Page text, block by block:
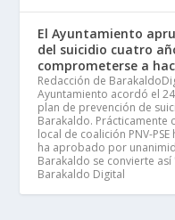
El Ayuntamiento
del suicidio cuatro
comprometerse a
Redacción de
Ayuntamiento acordó el
plan de prevención de
Barakaldo. Prácticamente
local de coalición PNV-
ha aprobado por
Barakaldo se convierte
Barakaldo Digital